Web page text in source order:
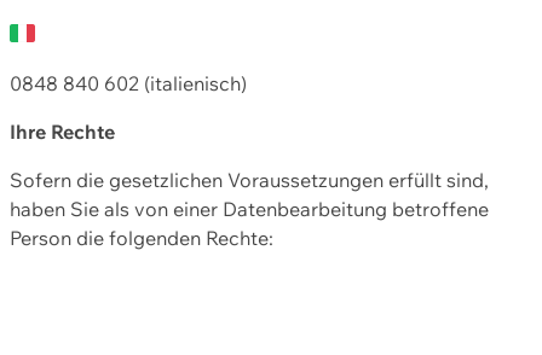
0848 840 602 (italienisch)
Ihre Rechte
Sofern die gesetzlichen Voraussetzungen erfüllt sind,
haben Sie als von einer Datenbearbeitung betroffene
Person die folgenden Rechte: